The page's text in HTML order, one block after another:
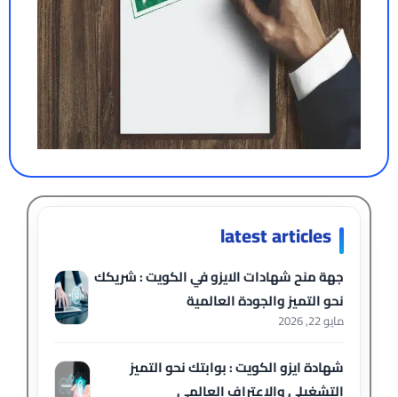
latest articles
جهة منح شهادات الايزو في الكويت : شريكك
نحو التميز والجودة العالمية
مايو 22, 2026
شهادة ايزو الكويت : بوابتك نحو التميز
التشغيلي والاعتراف العالمي